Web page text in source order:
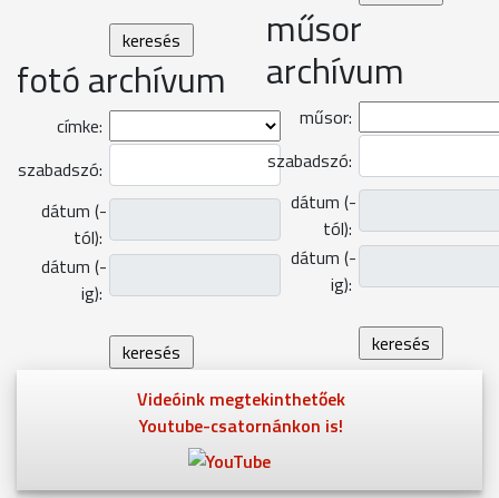
fotó archívum
címke:
szabadszó:
dátum (-
tól):
dátum (-
ig):
műsor
archívum
műsor:
szabadszó:
dátum (-
tól):
dátum (-
ig):
Videóink megtekinthetőek
Youtube-csatornánkon is!